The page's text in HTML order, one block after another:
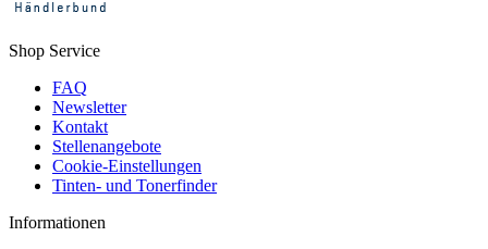
Shop Service
FAQ
Newsletter
Kontakt
Stellenangebote
Cookie-Einstellungen
Tinten- und Tonerfinder
Informationen